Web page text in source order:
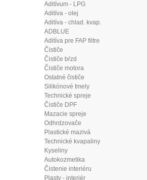
Aditívum - LPG
Aditíva - olej
Aditíva - chlad. kvap.
ADBLUE
Aditíva pre FAP filtre
Čističe
Čističe bŕzd
Čističe motora
Ostatné čističe
Silikónové tmely
Technické spreje
Čističe DPF
Mazacie spreje
Odhrdzovače
Plastické mazivá
Technické kvapaliny
Kyseliny
Autokozmetika
Čistenie interiéru
Plasty - interiér